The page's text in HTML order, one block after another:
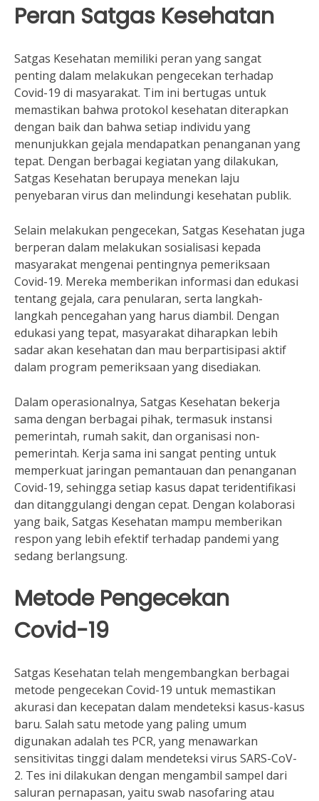
Peran Satgas Kesehatan
Satgas Kesehatan memiliki peran yang sangat
penting dalam melakukan pengecekan terhadap
Covid-19 di masyarakat. Tim ini bertugas untuk
memastikan bahwa protokol kesehatan diterapkan
dengan baik dan bahwa setiap individu yang
menunjukkan gejala mendapatkan penanganan yang
tepat. Dengan berbagai kegiatan yang dilakukan,
Satgas Kesehatan berupaya menekan laju
penyebaran virus dan melindungi kesehatan publik.
Selain melakukan pengecekan, Satgas Kesehatan juga
berperan dalam melakukan sosialisasi kepada
masyarakat mengenai pentingnya pemeriksaan
Covid-19. Mereka memberikan informasi dan edukasi
tentang gejala, cara penularan, serta langkah-
langkah pencegahan yang harus diambil. Dengan
edukasi yang tepat, masyarakat diharapkan lebih
sadar akan kesehatan dan mau berpartisipasi aktif
dalam program pemeriksaan yang disediakan.
Dalam operasionalnya, Satgas Kesehatan bekerja
sama dengan berbagai pihak, termasuk instansi
pemerintah, rumah sakit, dan organisasi non-
pemerintah. Kerja sama ini sangat penting untuk
memperkuat jaringan pemantauan dan penanganan
Covid-19, sehingga setiap kasus dapat teridentifikasi
dan ditanggulangi dengan cepat. Dengan kolaborasi
yang baik, Satgas Kesehatan mampu memberikan
respon yang lebih efektif terhadap pandemi yang
sedang berlangsung.
Metode Pengecekan
Covid-19
Satgas Kesehatan telah mengembangkan berbagai
metode pengecekan Covid-19 untuk memastikan
akurasi dan kecepatan dalam mendeteksi kasus-kasus
baru. Salah satu metode yang paling umum
digunakan adalah tes PCR, yang menawarkan
sensitivitas tinggi dalam mendeteksi virus SARS-CoV-
2. Tes ini dilakukan dengan mengambil sampel dari
saluran pernapasan, yaitu swab nasofaring atau